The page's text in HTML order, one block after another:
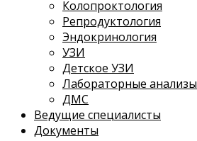
Колопроктология
Репродуктология
Эндокринология
УЗИ
Детское УЗИ
Лабораторные анализы
ДМС
Ведущие специалисты
Документы